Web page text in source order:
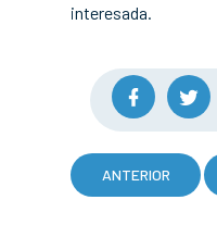
interesada.
ANTERIOR